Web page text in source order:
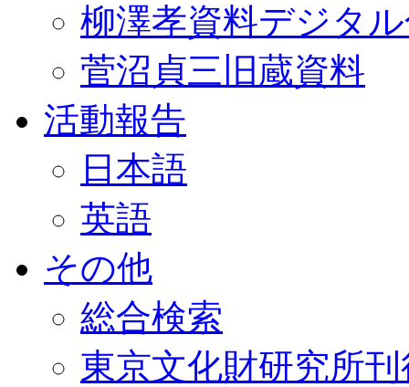
柳澤孝資料デジタ
菅沼貞三旧蔵資料
活動報告
日本語
英語
その他
総合検索
東京文化財研究所